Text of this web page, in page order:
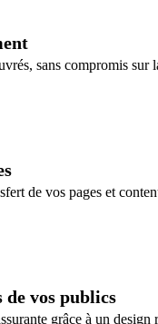
sans compromis sur
de vos pages et
vos publics
grâce à un